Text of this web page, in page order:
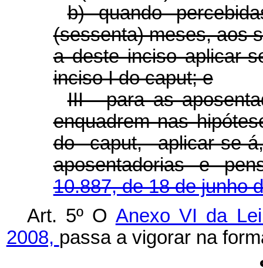
b) quando
(sessenta) meses, aos
a deste inciso aplicar-
inciso I do caput; e
III - para as
enquadrem nas
do caput, aplicar-
aposentadorias e
10.887, de 18 de junho
Art. 5º O Anexo VI da
2008, passa a vigorar na